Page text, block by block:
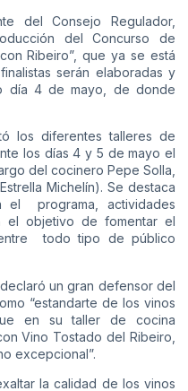
del Consejo Regulador,
del Concurso de
Ribeiro”, que ya se está
serán elaboradas y
día 4 de mayo, de donde
los diferentes talleres de
los días 4 y 5 de mayo el
del cocinero Pepe Solla,
Michelín). Se destaca
el programa, actividades
el objetivo de fomentar el
todo tipo de público
un gran defensor del
“estandarte de los vinos
en su taller de cocina
Vino Tostado del Ribeiro,
excepcional”.
la calidad de los vinos